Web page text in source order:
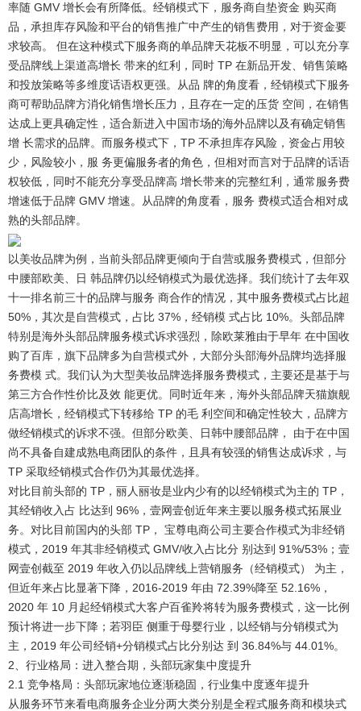
率随 GMV 增长会有所降低。经销模式下，服务商自垫资金 购买商
品，承担库存风险和平台的销售推广中产生的销售费用，对于资金要
求较高。 但在这种模式下服务商的单品牌天花板不明显，可以充分享
受品牌线上渠道高增长 带来的红利，同时 TP 在新品开发、销售策略
和投放策略等多维度话语权更强。从品 牌的角度看，经销模式下服务
商可帮助品牌方消化销售增长压力，且存在一定的压货 空间，在销售
达成上更具确定性，适合新进入中国市场的海外品牌以及有确定销售
增 长需求的品牌。而服务模式下，TP 不承担库存风险，资金占用较
少，风险较小，服 务更偏服务者的角色，但相对而言对于品牌的话语
权较低，同时不能充分享受品牌高 增长带来的完整红利，通常服务费
增速低于品牌 GMV 增速。从品牌的角度看，服务 费模式适合相对成
熟的头部品牌。
以美妆品牌为例，当前头部品牌更倾向于自营或服务费模式，但部分
中腰部欧美、日 韩品牌仍以经销模式为最优选择。 我们统计了去年双
十一排名前三十的品牌与服务 商合作的情况，其中服务费模式占比超
50%，其次是自营模式，占比 37%，经销模 式占比 10%。头部品牌
特别是海外头部品牌服务模式诉求强烈，除欧莱雅由于早年 在中国收
购了百库，旗下品牌多为自营模式外，大部分头部海外品牌均选择服
务费模 式。我们认为大型美妆品牌选择服务费模式，主要还是基于与
第三方合作性价比及效 能更优。同时近年来，海外头部品牌天猫旗舰
店高增长，经销模式下转移给 TP 的毛 利空间和确定性较大，品牌方
做经销模式的诉求不强。但部分欧美、日韩中腰部品牌， 由于在中国
尚不具备自建成熟电商团队的条件，且具有较强的销售达成诉求，与
TP 采取经销模式合作仍为其最优选择。
对比目前头部的 TP，丽人丽妆是业内少有的以经销模式为主的 TP，
其经销收入占 比达到 96%，壹网壹创近年来主要以服务模式拓展业
务。 对比目前国内的头部 TP， 宝尊电商公司主要合作模式为非经销
模式，2019 年其非经销模式 GMV/收入占比分 别达到 91%/53%；壹
网壹创截至 2019 年收入仍以品牌线上营销服务（经销模式） 为主，
但近年来占比显著下降，2016-2019 年由 72.39%降至 52.16%，
2020 年 10 月起经销模式大客户百雀羚将转为服务费模式，这一比例
预计将进一步下降；若羽臣 侧重于母婴行业，以经销与分销模式为
主，2019 年公司经销+分销模式占比分别达 到 36.84%与 44.01%。
2、行业格局：进入整合期，头部玩家集中度提升
2.1 竞争格局：头部玩家地位逐渐稳固，行业集中度逐年提升
从服务环节来看电商服务企业分两大类分别是全程式服务商和模块式